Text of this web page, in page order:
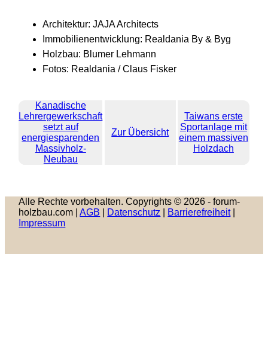
Architektur: JAJA Architects
Immobilienentwicklung: Realdania By & Byg
Holzbau: Blumer Lehmann
Fotos: Realdania / Claus Fisker
Kanadische
Lehrergewerkschaft
setzt auf
energiesparenden
Massivholz-
Neubau
Zur Übersicht
Taiwans erste
Sportanlage mit
einem massiven
Holzdach
Alle Rechte vorbehalten. Copyrights © 2026 - forum-
holzbau.com |AGB Datenschutz Barrierefreiheit|
Impressum